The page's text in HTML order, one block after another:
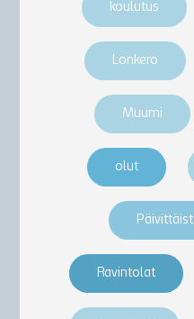
koulutus
Lonkero
Muumi
olut
Ravintolat